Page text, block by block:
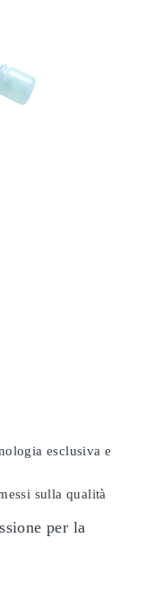
esclusiva e
sulla qualità
per la